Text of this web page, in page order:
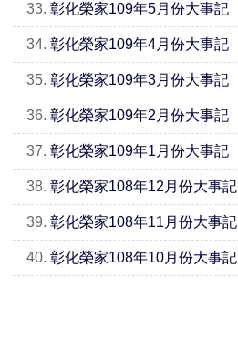
33. 彰化榮家109年5月份大事記
34. 彰化榮家109年4月份大事記
35. 彰化榮家109年3月份大事記
36. 彰化榮家109年2月份大事記
37. 彰化榮家109年1月份大事記
38. 彰化榮家108年12月份大事記
39. 彰化榮家108年11月份大事記
40. 彰化榮家108年10月份大事記